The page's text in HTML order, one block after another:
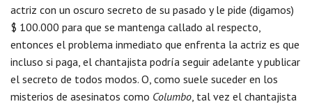
actriz con un oscuro secreto de su pasado y le pide (digamos)
$ 100.000 para que se mantenga callado al respecto,
entonces el problema inmediato que enfrenta la actriz es que
incluso si paga, el chantajista podría seguir adelante y publicar
el secreto de todos modos. O, como suele suceder en los
misterios de asesinatos como Columbo, tal vez el chantajista